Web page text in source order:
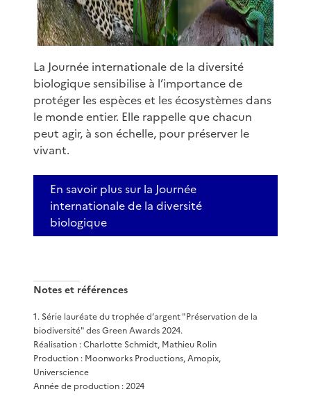
La Journée internationale de la diversité
biologique sensibilise à l’importance de
protéger les espèces et les écosystèmes dans
le monde entier. Elle rappelle que chacun
peut agir, à son échelle, pour préserver le
vivant.
En savoir plus sur la Journée
internationale de la diversité
biologique
Notes et références
1. Série lauréate du trophée d’argent "Préservation de la
biodiversité" des Green Awards 2024.
Réalisation : Charlotte Schmidt, Mathieu Rolin
Production : Moonworks Productions, Amopix,
Universcience
Année de production : 2024